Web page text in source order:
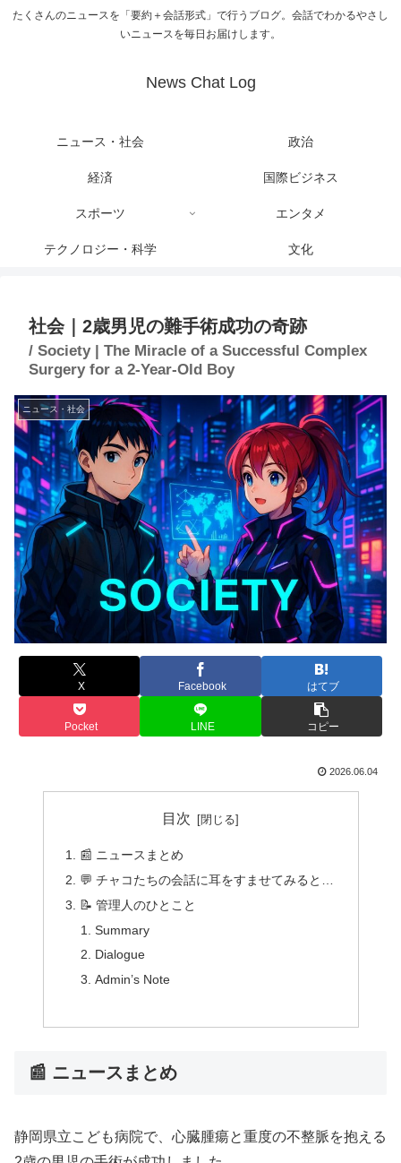
たくさんのニュースを「要約＋会話形式」で行うブログ。会話でわかるやさし
いニュースを毎日お届けします。
News Chat Log
ニュース・社会 政治
経済 国際ビジネス
スポーツ エンタメ
テクノロジー・科学 文化
社会｜2歳男児の難手術成功の奇跡
/ Society | The Miracle of a Successful Complex
Surgery for a 2-Year-Old Boy
ニュース・社会
X Facebook はてブ
Pocket LINE コピー
2026.06.04
目次
📰 ニュースまとめ
💬 チャコたちの会話に耳をすませてみると…
📝 管理人のひとこと
Summary
Dialogue
Admin’s Note
📰 ニュースまとめ
静岡県立こども病院で、心臓腫瘍と重度の不整脈を抱える